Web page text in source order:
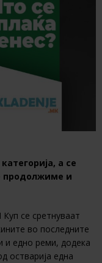
а се
продолжиме и
се сретнуваат
во последните
и едно реми, додека
остварија една